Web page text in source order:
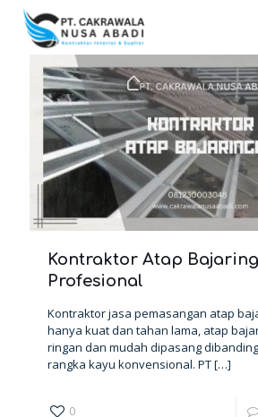
Kontraktor Atap
Profesional
Kontraktor jasa pemasangan atap
hanya kuat dan tahan lama, atap
ringan dan mudah dipasang
rangka kayu konvensional. PT[…]
0